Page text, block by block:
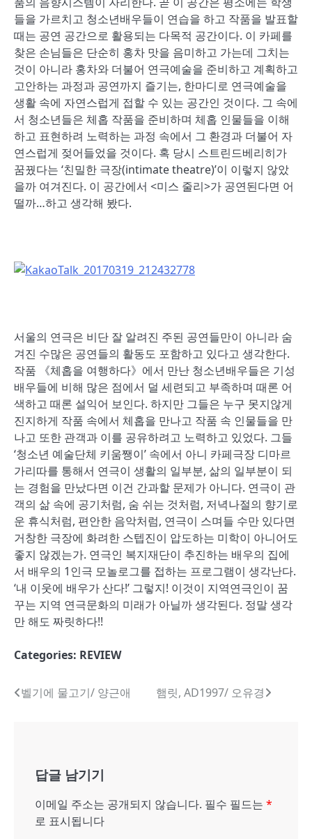
들을 가르치고 청소년배우들이 연습을 하고 작품을 발표할
때는 공연 공간으로 활용되는 다목적 공간이다. 이 카페를
찾은 손님들은 단순히 홍차 맛을 음미하고 가는데 그치는
것이 아니라 홍차와 더불어 연극예술을 준비하고 계획하고
고안하는 과정과 공연까지 즐기는, 한마디로 연극예술을
생활 속에 자연스럽게 접할 수 있는 공간인 것이다. 그 속에
서 청소년들은 체홉 작품을 준비하며 체홉 인물들을 이해
하고 표현하려 노력하는 과정 속에서 그 환경과 더불어 자
연스럽게 젖어들었을 것이다. 혹 당시 스트린드베리히가
꿈꿨다는 ‘친밀한 극장(intimate theatre)’이 이렇지 않았
을까 여겨진다. 이 공간에서 <미스 줄리>가 공연된다면 어
떨까…하고 생각해 봤다.
서울의 연극은 비단 잘 알려진 주된 공연들만이 아니라 숨
겨진 수많은 공연들의 활동도 포함하고 있다고 생각한다.
작품 《체홉을 여행하다》에서 만난 청소년배우들은 기성
배우들에 비해 많은 점에서 덜 세련되고 부족하며 때론 어
색하고 때론 설익어 보인다. 하지만 그들은 누구 못지않게
진지하게 작품 속에서 체홉을 만나고 작품 속 인물들을 만
나고 또한 관객과 이를 공유하려고 노력하고 있었다. 그들
‘청소년 예술단체 키움쨍이’ 속에서 아니 카페극장 디마르
가리따를 통해서 연극이 생활의 일부분, 삶의 일부분이 되
는 경험을 만났다면 이건 간과할 문제가 아니다. 연극이 관
객의 삶 속에 공기처럼, 숨 쉬는 것처럼, 저녁나절의 향기로
운 휴식처럼, 편안한 음악처럼, 연극이 스며들 수만 있다면
거창한 극장에 화려한 스텝진이 압도하는 미학이 아니어도
좋지 않겠는가. 연극인 복지재단이 추진하는 배우의 집에
서 배우의 1인극 모놀로그를 접하는 프로그램이 생각난다.
‘내 이웃에 배우가 산다!’ 그렇지! 이것이 지역연극인이 꿈
꾸는 지역 연극문화의 미래가 아닐까 생각된다. 정말 생각
만 해도 짜릿하다!!
Categories: REVIEW
글벨기에 물고기/ 양근애 햄릿, AD1997/ 오유경
답글 남기기
이메일 주소는 공개되지 않습니다. 필수 필드는 *
로 표시됩니다